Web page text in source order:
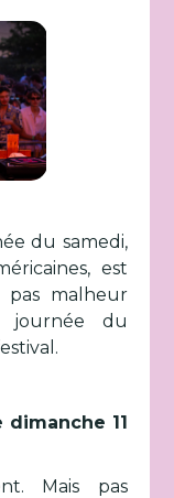
du samedi,
est
pas malheur
du
11
Mais pas